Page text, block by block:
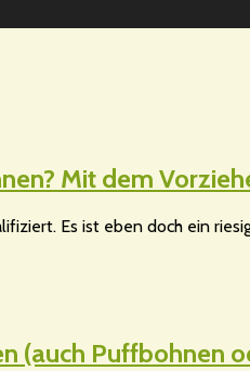
Mit dem
Es ist eben doch ein
(auch Puffbohnen